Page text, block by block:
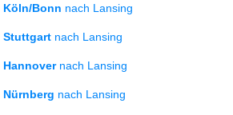
Köln/Bonn nach Lansing
Stuttgart nach Lansing
Hannovernach Lansing
Nürnberg nach Lansing